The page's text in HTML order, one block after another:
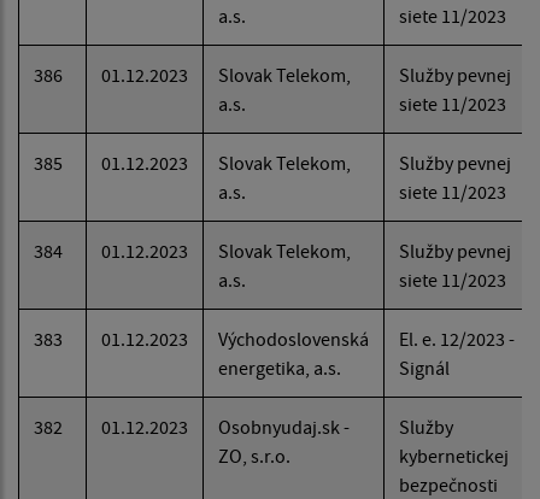
a.s.
siete 11/2023
386 01.12.2023
Slovak Telekom,
a.s.
Služby pevnej
siete 11/2023
385 01.12.2023
Slovak Telekom,
a.s.
Služby pevnej
siete 11/2023
384 01.12.2023
Slovak Telekom,
a.s.
Služby pevnej
siete 11/2023
383 01.12.2023
Východoslovenská
energetika, a.s.
El. e. 12/2023 -
Signál
382 01.12.2023
Osobnyudaj.sk -
ZO, s.r.o.
Služby
kybernetickej
bezpečnosti